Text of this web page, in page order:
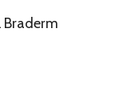
Braderm